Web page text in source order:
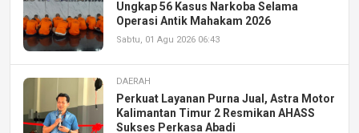
Ungkap 56 Kasus Narkoba Selama
Operasi Antik Mahakam 2026
Sabtu, 01 Agu 2026 06:43
DAERAH
Perkuat Layanan Purna Jual, Astra Motor
Kalimantan Timur 2 Resmikan AHASS
Sukses Perkasa Abadi